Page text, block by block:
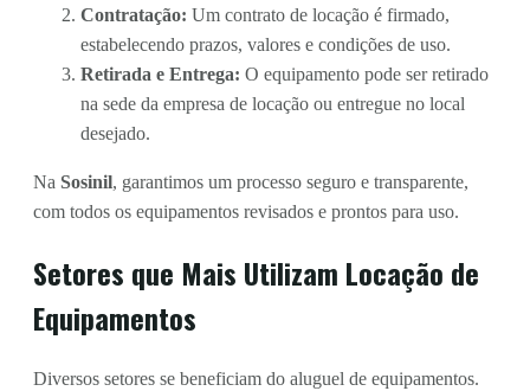
Contratação: Um contrato de locação é firmado,
estabelecendo prazos, valores e condições de uso.
Retirada e Entrega: O equipamento pode ser retirado
na sede da empresa de locação ou entregue no local
desejado.
Na Sosinil, garantimos um processo seguro e transparente,
com todos os equipamentos revisados e prontos para uso.
Setores que Mais Utilizam Locação de
Equipamentos
Diversos setores se beneficiam do aluguel de equipamentos.